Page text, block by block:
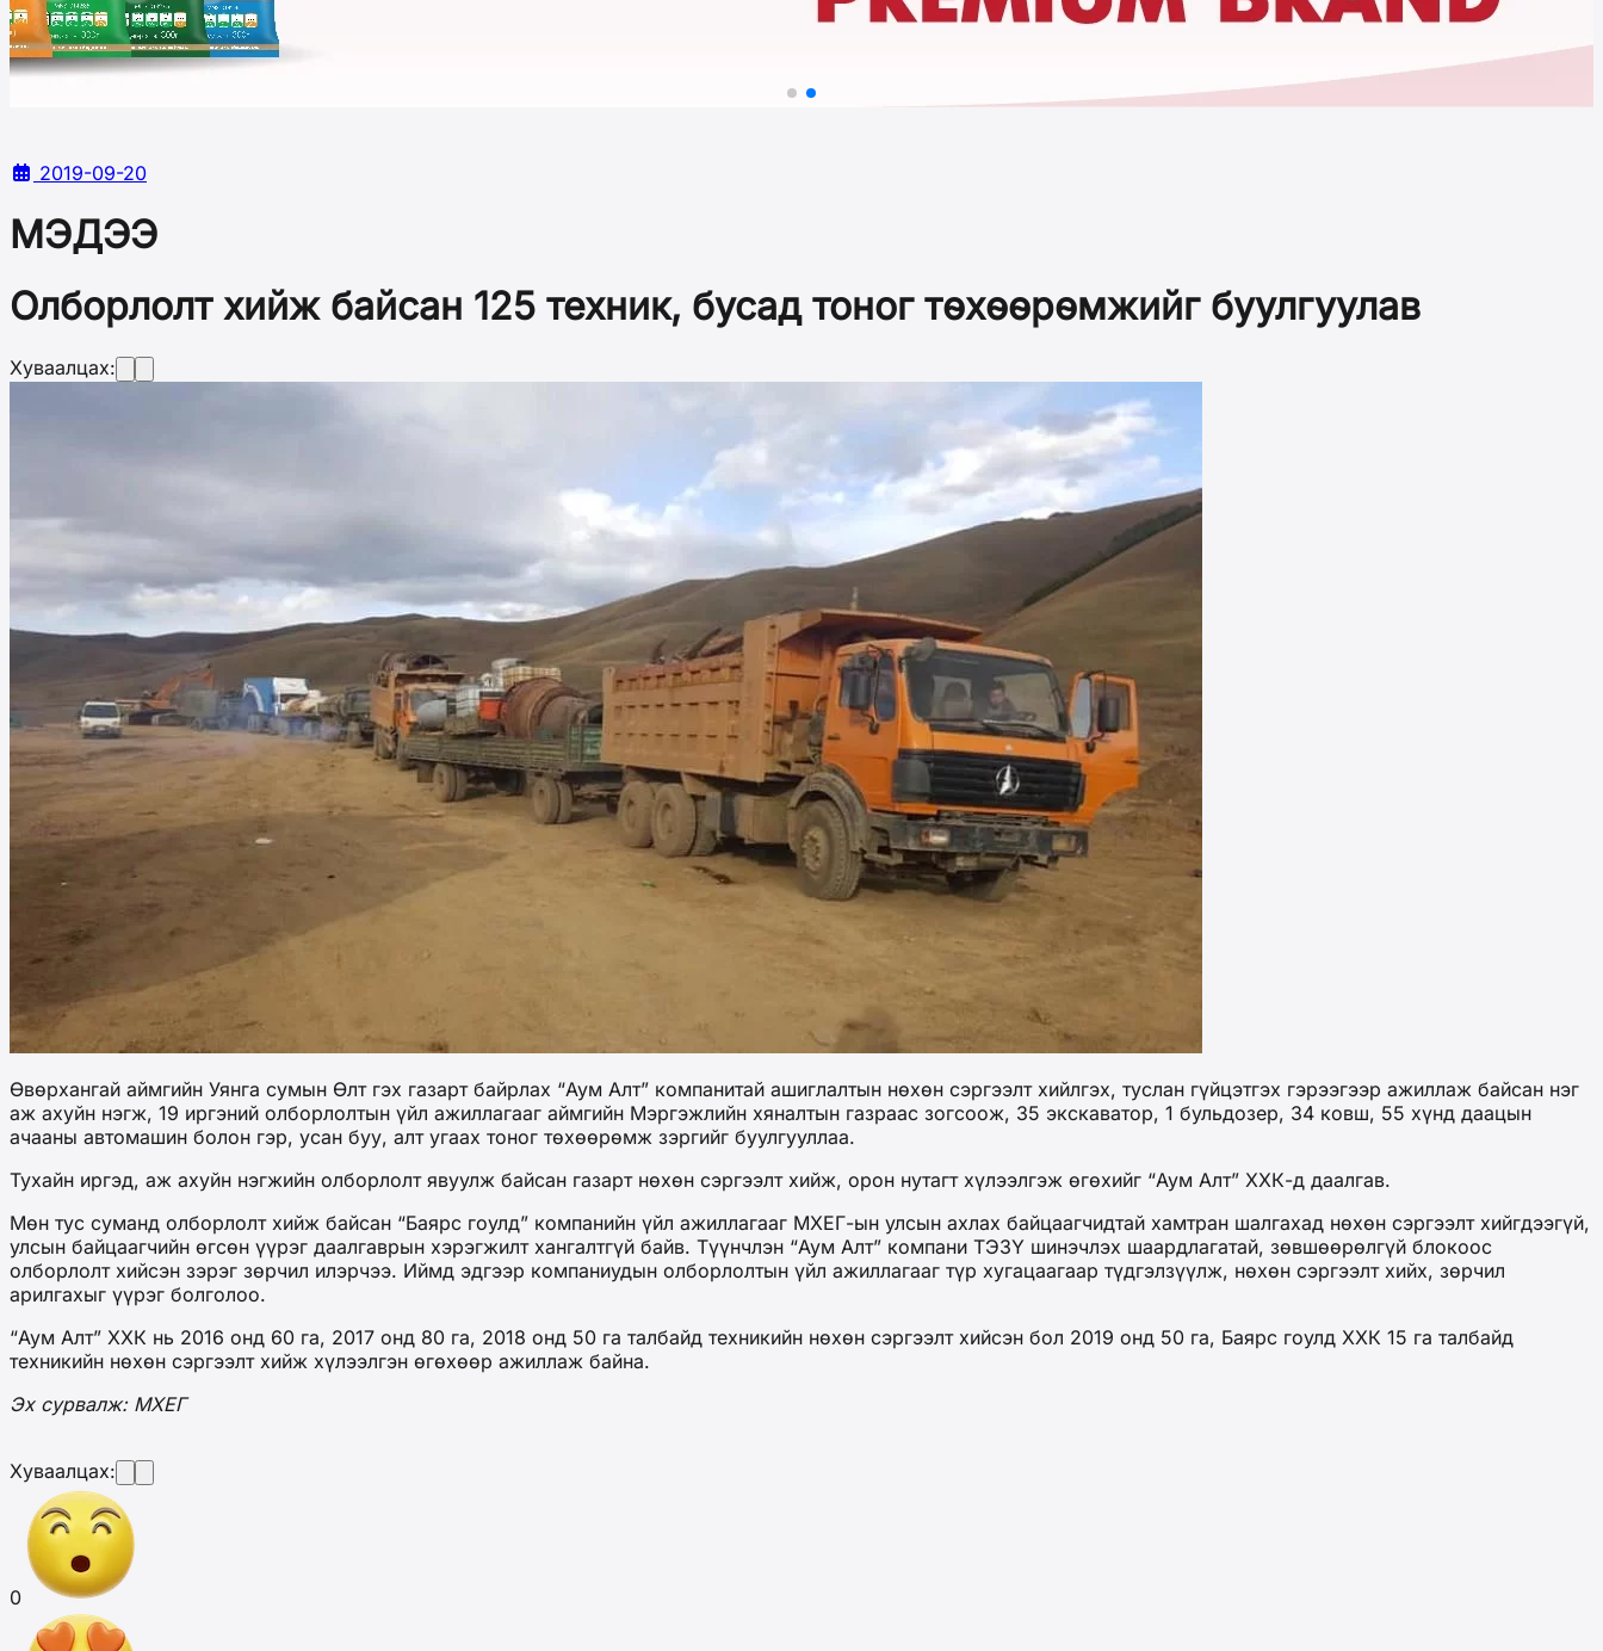
2019-09-20
МЭДЭЭ
Олборлолт хийж байсан 125 техник, бусад тоног төхөөрөмжийг буулгуулав
Хуваалцах:
Өвөрхангай аймгийн Уянга сумын Өлт гэх газарт байрлах “Аум Алт” компанитай ашиглалтын нөхөн сэргээлт хийлгэх, туслан гүйцэтгэх гэрээгээр ажиллаж байсан нэг
аж ахуйн нэгж, 19 иргэний олборлолтын үйл ажиллагааг аймгийн Мэргэжлийн хяналтын газраас зогсоож, 35 экскаватор, 1 бульдозер, 34 ковш, 55 хүнд даацын
ачааны автомашин болон гэр, усан буу, алт угаах тоног төхөөрөмж зэргийг буулгууллаа.
Тухайн иргэд, аж ахуйн нэгжийн олборлолт явуулж байсан газарт нөхөн сэргээлт хийж, орон нутагт хүлээлгэж өгөхийг “Аум Алт” ХХК-д даалгав.
Мөн тус суманд олборлолт хийж байсан “Баярс гоулд” компанийн үйл ажиллагааг МХЕГ-ын улсын ахлах байцаагчидтай хамтран шалгахад нөхөн сэргээлт хийгдээгүй,
улсын байцаагчийн өгсөн үүрэг даалгаврын хэрэгжилт хангалтгүй байв. Түүнчлэн “Аум Алт” компани ТЭЗҮ шинэчлэх шаардлагатай, зөвшөөрөлгүй блокоос
олборлолт хийсэн зэрэг зөрчил илэрчээ. Иймд эдгээр компаниудын олборлолтын үйл ажиллагааг түр хугацаагаар түдгэлзүүлж, нөхөн сэргээлт хийх, зөрчил
арилгахыг үүрэг болголоо.
“Аум Алт” ХХК нь 2016 онд 60 га, 2017 онд 80 га, 2018 онд 50 га талбайд техникийн нөхөн сэргээлт хийсэн бол 2019 онд 50 га, Баярс гоулд ХХК 15 га талбайд
техникийн нөхөн сэргээлт хийж хүлээлгэн өгөхөөр ажиллаж байна.
Эх сурвалж: МХЕГ
Хуваалцах:
0